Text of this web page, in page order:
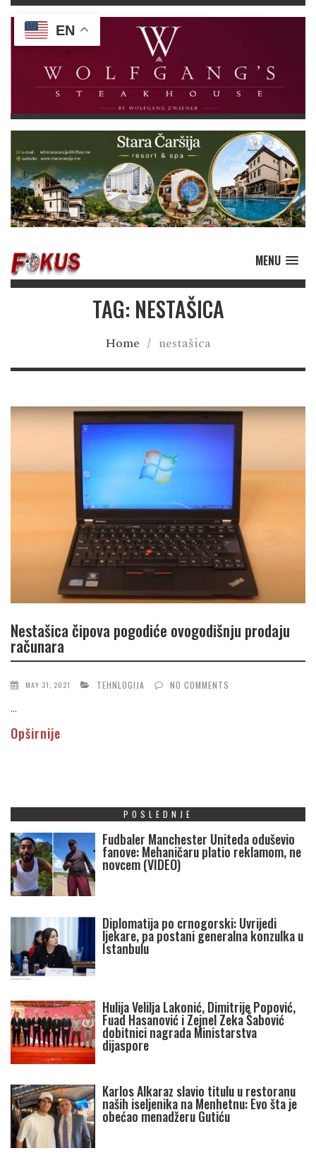
MENU
TAG: NESTAŠICA
Home / nestašica
Nestašica čipova pogodiće ovogodišnju prodaju
računara
MAY 31, 2021 TEHNLOGIJA NO COMMENTS
...
Opširnije
POSLEDNJE
Fudbaler Manchester Uniteda oduševio
fanove: Mehaničaru platio reklamom, ne
novcem (VIDEO)
Diplomatija po crnogorski: Uvrijedi
ljekare, pa postani generalna konzulka u
Istanbulu
Hulija Velilja Lakonić, Dimitrije Popović,
Fuad Hasanović i Zejnel Zeka Šabović
dobitnici nagrada Ministarstva
dijaspore
Karlos Alkaraz slavio titulu u restoranu
naših iseljenika na Menhetnu: Evo šta je
obećao menadžeru Gutiću
EN